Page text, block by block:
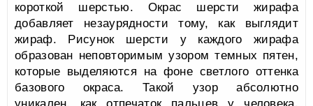
короткой шерстью. Окрас шерсти жирафа
добавляет незаурядности тому, как выглядит
жираф. Рисунок шерсти у каждого жирафа
образован неповторимым узором темных пятен,
которые выделяются на фоне светлого оттенка
базового окраса. Такой узор абсолютно